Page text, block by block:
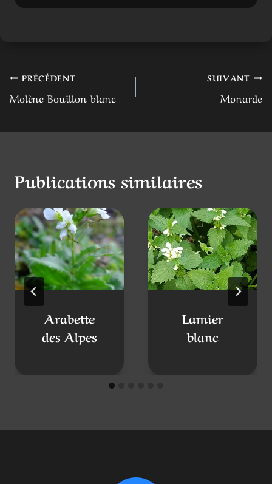
Navigation
de
l’article
PRÉCÉDENT
Molène Bouillon-blanc
SUIVANT
Monarde
Publications similaires
Arabette
des Alpes
Lamier
blanc